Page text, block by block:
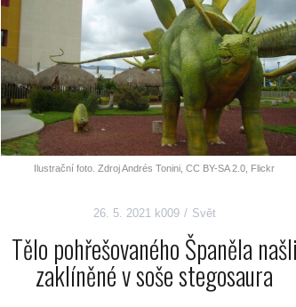
Ilustrační foto. Zdroj Andrés Tonini, CC BY-SA 2.0, Flickr
26. 5. 2021 k009 Svět
Tělo pohřešovaného Španěla našli
zaklíněné v soše stegosaura